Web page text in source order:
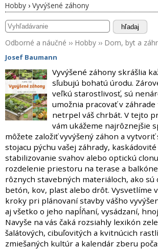
Hobby › Vyvýšené záhony
hľadaj
Odborné a náučné ›› Hobby ›› Dom, byt a
Josef Baumann
Vyvýšené záhony skrášlia
sľubujú bohatú úrodu.
veľkú starostlivosť, sú
umožnia pracovať v
netrpel váš chrbát. V tejto
vám ukážeme najrôznejšie
môžete založiť vyvýšený záhon a
stojacu pýchu vašej záhrady,
stabilizovanie svahov alebo optickú
rozdelenie priestoru na terase a
rôznych stavebných materiáloch, ako sú
betón, kov, plast alebo drôt. Vysvetlíme
kroky pri plánovaní stavby vášho
aj všetko o jeho napĺňaní, vysádzaní,
Navyše na vás čaká rozsiahly lexikón
šalátových, cibuľovitých a kvitnúcich
zmiešaných kultúr a kalendár zberu